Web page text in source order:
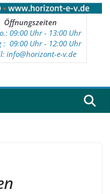
Öffnungszeiten
09:00 Uhr - 13:00 Uhr
: 09:00 Uhr - 12:00 Uhr
info@horizont-e-v.de